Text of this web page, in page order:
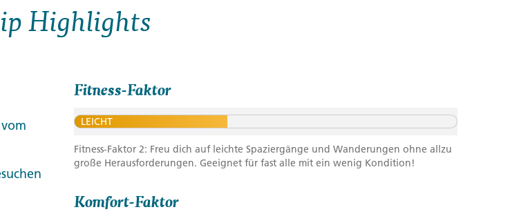
Highlights
Fitness-Faktor
LEICHT
Fitness-Faktor 2: Freu dich auf leichte Spaziergänge und Wanderungen ohne allzu
große Herausforderungen. Geeignet für fast alle mit ein wenig Kondition!
Komfort-Faktor